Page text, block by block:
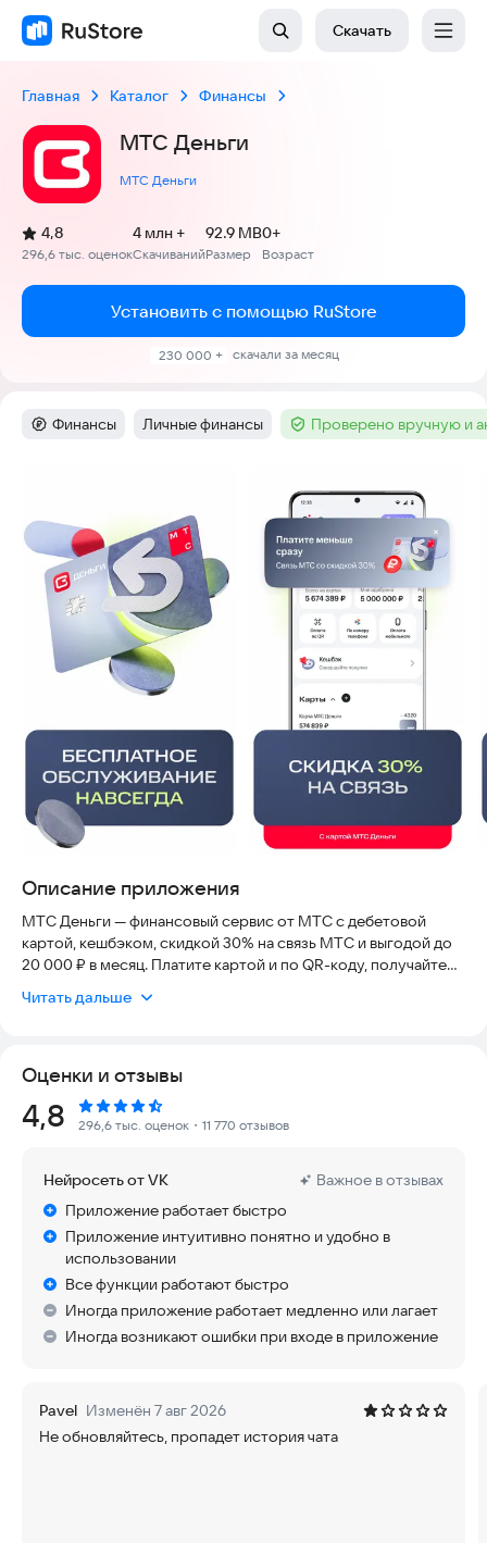
Скачать
Главная Каталог Финансы
МТС Деньги
МТС Деньги
Рейтинг:
4,8
(
296,6 тыс. оценок
)
Скачиваний
4 млн +
Размер
92.9 MB
Возраст
0+
Установить с помощью RuStore
230 000 + скачали за месяц
Категория:
Финансы Тег:
Личные финансы Тег :Проверено вручную и
Описание приложения
МТС Деньги — финансовый сервис от МТС с дебетовой
картой, кешбэком, скидкой 30% на связь МТС и выгодой до
20 000 ₽ в месяц. Платите картой и по QR-коду, получайте
МТС.
преимуществами:
• 30% скидка на связь МТС.
• До 5% кешбэка по QR в супермаркетах, кафе и транспорте.
• Кешбэк за покупки в 5 популярных категориях.
• Переводы без комиссии.
• Оплата и переводы за рубеж.
• Продление подписок на ИИ и игры.
• Оплата частями без переплат в любых магазинах.
• Выгода в сервисах МТС.
Карта МТС Деньги подойдёт тем, кто хочет платить меньше
за связь, получать кешбэк за покупки и пользоваться
Читать дальше
Оценки и отзывы
Рейтинг:
4,8 296,6 тыс. оценок ・11 770 отзывов
Нейросеть от VK
Важное в отзывах
Приложение работает быстро
Приложение интуитивно понятно и удобно в
использовании
Все функции работают быстро
Иногда приложение работает медленно или лагает
Иногда возникают ошибки при входе в приложение
Pavel Изменён 7 авг 2026
Не обновляйтесь, пропадет история чата